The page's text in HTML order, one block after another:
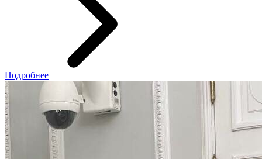
Подробнее